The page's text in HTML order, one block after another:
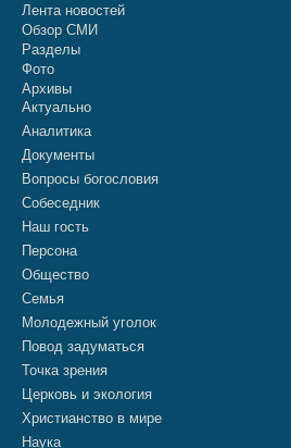
Лента новостей
Обзор СМИ
Разделы
Фото
Архивы
Актуально
Аналитика
Документы
Вопросы богословия
Собеседник
Наш гость
Персона
Общество
Семья
Молодежный уголок
Повод задуматься
Точка зрения
Церковь и экология
Христианство в мире
Наука